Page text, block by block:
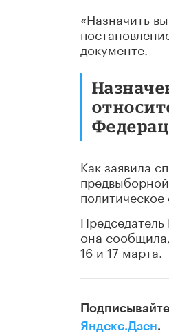
«Назначить
документе.
Как заявила
она
16 и 17 марта.
Яндекс.Дзен.